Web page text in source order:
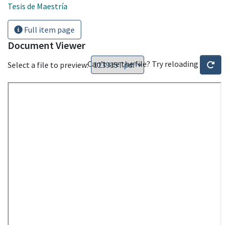
Tesis de Maestría
Full item page
Document Viewer
Select a file to preview:Can't see the file? Try reloading